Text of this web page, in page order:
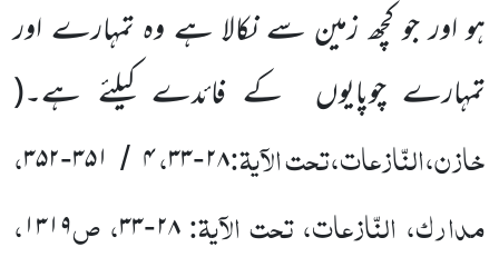
ہو اور جو کچھ زمین سے نکالا ہے وہ تمہارے اور
تمہارے چوپایوں کے فائدے کیلئے ہے۔(
خازن،النّازعات،تحت الآیۃ:۲۸-۳۳،۴ / ۳۵۱-۳۵۲،
مدارک، النّازعات، تحت الآیۃ:۲۸-۳۳، ص۱۳۱۹،